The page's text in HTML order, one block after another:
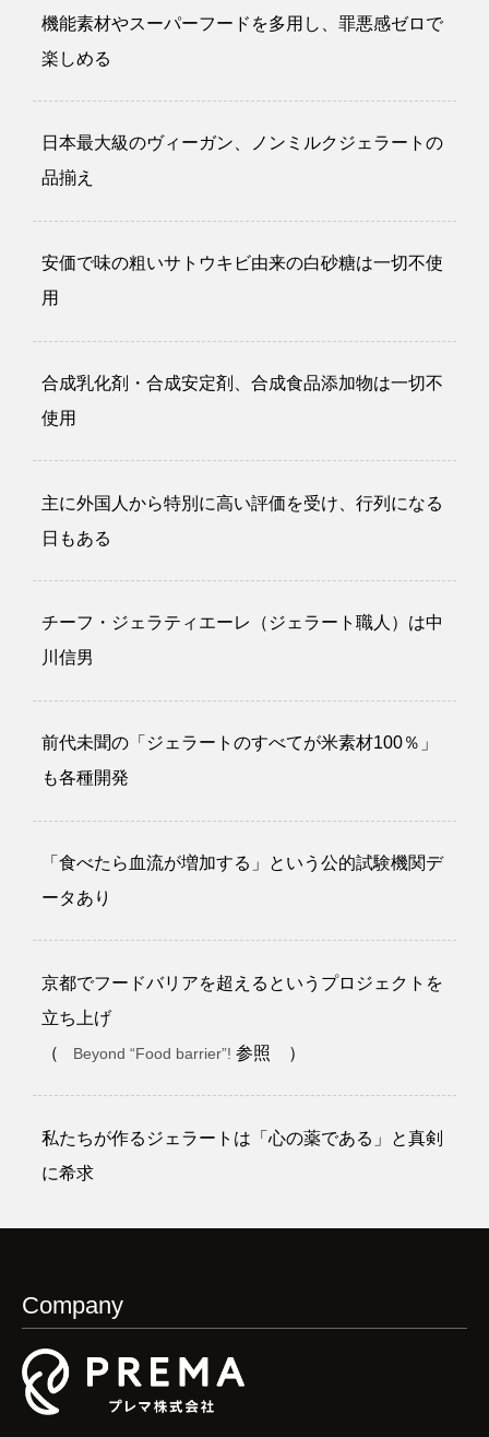
機能素材やスーパーフードを多用し、罪悪感ゼロで
楽しめる
日本最大級のヴィーガン、ノンミルクジェラートの
品揃え
安価で味の粗いサトウキビ由来の白砂糖は一切不使
用
合成乳化剤・合成安定剤、合成食品添加物は一切不
使用
主に外国人から特別に高い評価を受け、行列になる
日もある
チーフ・ジェラティエーレ（ジェラート職人）は中
川信男
前代未聞の「ジェラートのすべてが米素材100％」
も各種開発
「食べたら血流が増加する」という公的試験機関デ
ータあり
京都でフードバリアを超えるというプロジェクトを
立ち上げ
（
Beyond “Food barrier”!参照 ）
私たちが作るジェラートは「心の薬である」と真剣
に希求
Company